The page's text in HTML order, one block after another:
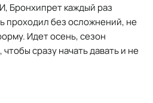
Бронхипрет каждый раз
проходил без осложнений, не
Идет осень, сезон
сразу начать давать и не